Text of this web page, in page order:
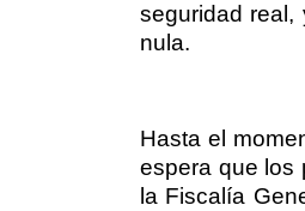
seguridad real,
nula.
Hasta el
espera que los
la Fiscalía